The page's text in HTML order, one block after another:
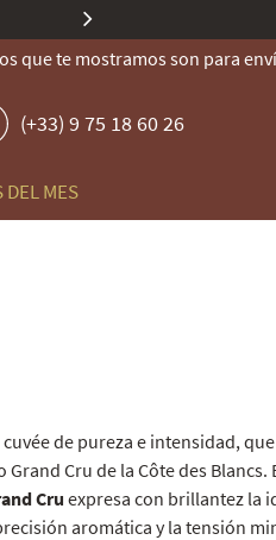
que te mostramos son para
(+33) 9 75 18 60 26
DEL MES
cuvée de pureza e intensidad,
Cru de la Côte des Blancs.
Cruexpresa con brillantez la
aromática y la tensión